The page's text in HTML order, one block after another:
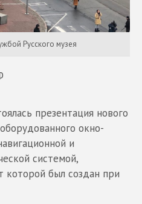
Русского музея
презентация нового
окно-
и
системой,
которой был создан при